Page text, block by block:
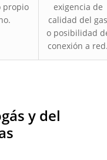
propio
exigencia de
calidad del gas
o posibilidad
conexión a
y del